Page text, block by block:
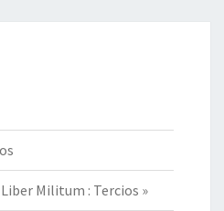
Militum : Tercios »